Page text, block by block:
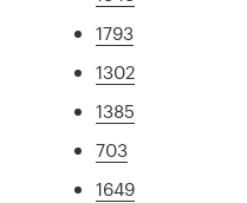
1793
1302
1385
703
1649